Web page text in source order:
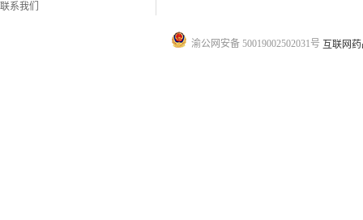
联系我们
渝公网安备 50019002502031号 互联网